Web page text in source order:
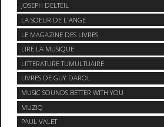
JOSEPH DELTEIL
LA SOEUR DE L'ANGE
LE MAGAZINE DES LIVRES
LIRE LA MUSIQUE
LITTERATURE TUMULTUAIRE
LIVRES DE GUY DAROL
MUSIC SOUNDS BETTER WITH YOU
MUZIQ
PAUL VALET